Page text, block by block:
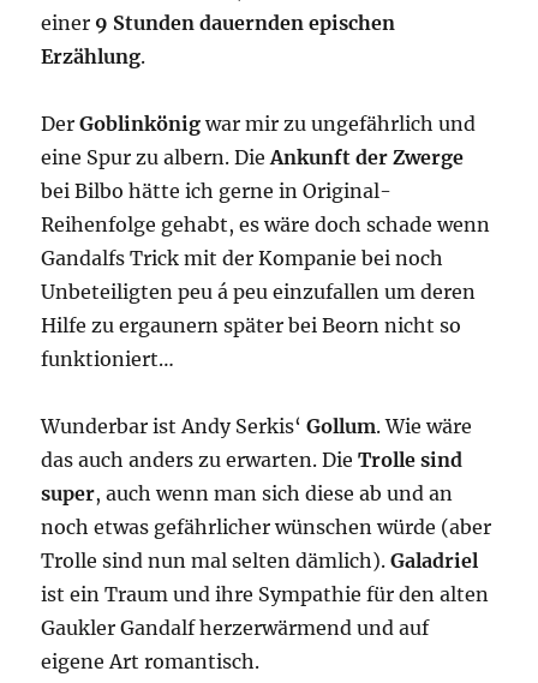
einer 9 Stunden dauernden epischen
Erzählung.
DerGoblinkönig war mir zu ungefährlich und
eine Spur zu albern. DieAnkunft der Zwerge
bei Bilbo hätte ich gerne in Original-
Reihenfolge gehabt, es wäre doch schade wenn
Gandalfs Trick mit der Kompanie bei noch
Unbeteiligten peu á peu einzufallen um deren
Hilfe zu ergaunern später bei Beorn nicht so
funktioniert…
Wunderbar ist Andy Serkis‘Gollum. Wie wäre
das auch anders zu erwarten. DieTrolle sind
super, auch wenn man sich diese ab und an
noch etwas gefährlicher wünschen würde (aber
Trolle sind nun mal selten dämlich).Galadriel
ist ein Traum und ihre Sympathie für den alten
Gaukler Gandalf herzerwärmend und auf
eigene Art romantisch.